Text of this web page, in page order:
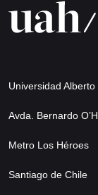
Universidad
Avda. Bernardo
Metro Los Héroes
Santiago de Chile